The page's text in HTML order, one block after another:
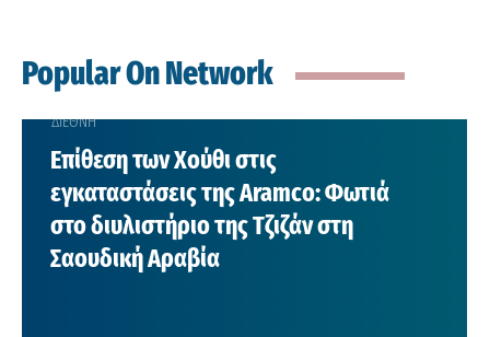
Popular On Network
ΔΙΕΘΝΗ
Επίθεση των Χούθι στις
εγκαταστάσεις της Aramco: Φωτιά
στο διυλιστήριο της Τζιζάν στη
Σαουδική Αραβία